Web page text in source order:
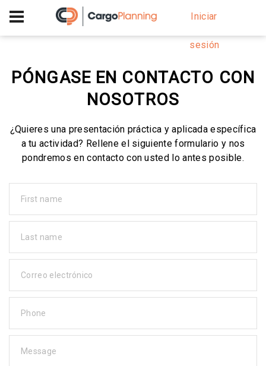
+40 756 628 230 Iniciar
sesión
PÓNGASE EN CONTACTO CON
NOSOTROS
¿Quieres una presentación práctica y aplicada específica
a tu actividad? Rellene el siguiente formulario y nos
pondremos en contacto con usted lo antes posible.
First name
Last name
Correo electrónico
Phone
Message